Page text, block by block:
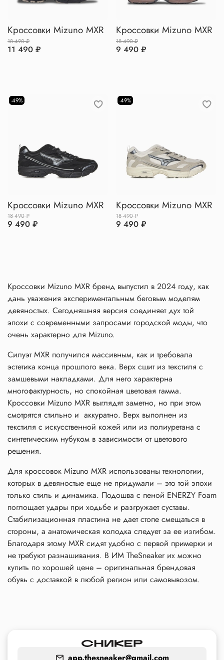
Кроссовки Mizuno MXR
18 490 ₽
11 490 ₽
Кроссовки Mizuno MXR
18 490 ₽
9 490 ₽
-49%
Кроссовки Mizuno MXR
18 490 ₽
9 490 ₽
-49%
Кроссовки Mizuno MXR
18 490 ₽
9 490 ₽
Кроссовки Mizuno MXR бренд выпустил в 2024 году, как
дань уважения экспериментальным беговым моделям
девяностых. Сегодняшняя версия соединяет дух той
эпохи с современными запросами городской моды, что
очень характерно для Mizuno.
Силуэт MXR получился массивным, как и требовала
эстетика конца прошлого века. Верх сшит из текстиля с
замшевыми накладками. Для него характерна
многофактурность, но спокойная цветовая гамма.
Кроссовки Mizuno MXR выглядят заметно, но при этом
смотрятся стильно и аккуратно. Верх выполнен из
текстиля с искусственной кожей или из полиуретана с
синтетическим нубуком в зависимости от цветового
решения.
Для кроссовок Mizuno MXR использованы технологии,
которых в девяностые еще не придумали – это той эпохи
только стиль и динамика. Подошва с пеной ENERZY Foam
поглощает удары при ходьбе и разгружает суставы.
Стабилизационная пластина не дает стопе смещаться в
стороны, а анатомическая колодка следует за ее изгибом.
Благодаря этому MXR сидят удобно с первой примерки и
не требуют разнашивания. В ИМ TheSneaker их можно
купить по хорошей цене – оригинальная брендовая
обувь с доставкой в любой регион или самовывозом.